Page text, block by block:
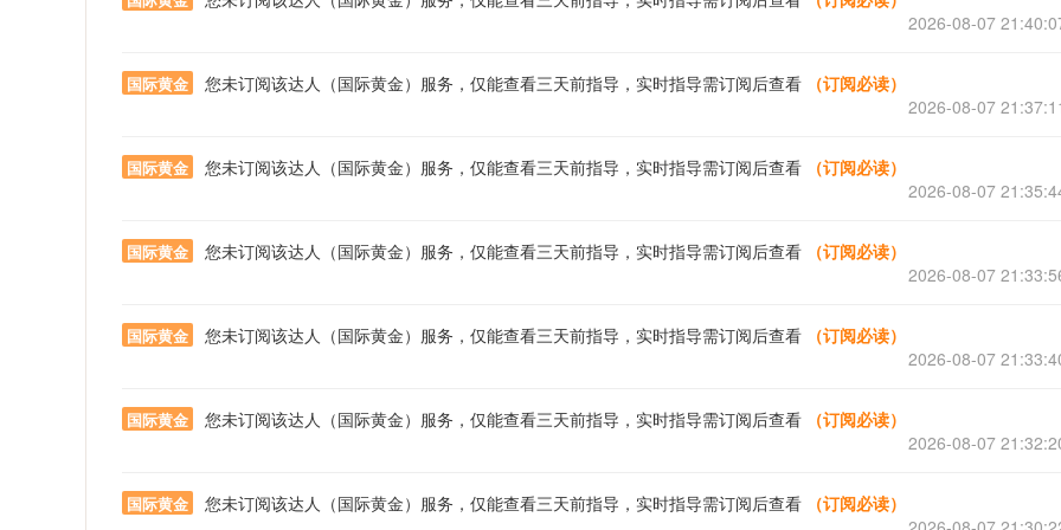
2026-08-07
国际黄金 您未订阅该达人（国际黄金）服务，仅能查看三天前指导，实时指导需订阅后查看
（订阅必读）
2026-08-07
国际黄金 您未订阅该达人（国际黄金）服务，仅能查看三天前指导，实时指导需订阅后查看
（订阅必读）
2026-08-07
国际黄金 您未订阅该达人（国际黄金）服务，仅能查看三天前指导，实时指导需订阅后查看
（订阅必读）
2026-08-07
国际黄金 您未订阅该达人（国际黄金）服务，仅能查看三天前指导，实时指导需订阅后查看
（订阅必读）
2026-08-07
国际黄金 您未订阅该达人（国际黄金）服务，仅能查看三天前指导，实时指导需订阅后查看
（订阅必读）
2026-08-07
国际黄金 您未订阅该达人（国际黄金）服务，仅能查看三天前指导，实时指导需订阅后查看
（订阅必读）